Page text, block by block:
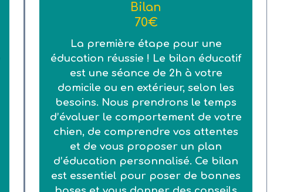
Bilan
70€
La première étape pour une
éducation réussie ! Le bilan éducatif
est une séance de 2h à votre
domicile ou en extérieur, selon les
besoins. Nous prendrons le temps
d’évaluer le comportement de votre
chien, de comprendre vos attentes
et de vous proposer un plan
d’éducation personnalisé. Ce bilan
est essentiel pour poser de bonnes